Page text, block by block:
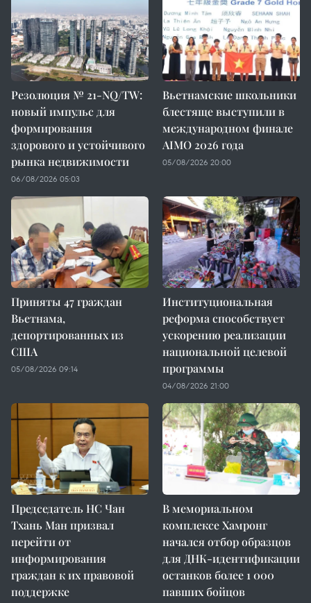
Резолюция № 21-NQ/TW:
новый импульс для
формирования
здорового и устойчивого
рынка недвижимости
06/08/2026 05:03
Вьетнамские школьники
блестяще выступили в
международном финале
AIMO 2026 года
05/08/2026 20:00
Приняты 47 граждан
Вьетнама,
депортированных из
США
05/08/2026 09:14
Институциональная
реформа способствует
ускорению реализации
национальной целевой
программы
04/08/2026 21:00
Председатель НС Чан
Тхань Ман призвал
перейти от
информирования
граждан к их правовой
поддержке
В мемориальном
комплексе Хамронг
начался отбор образцов
для ДНК-идентификации
останков более 1 000
павших бойцов